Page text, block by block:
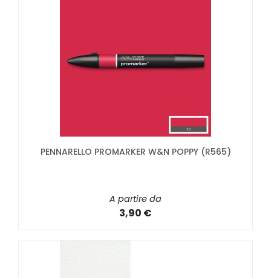
PENNARELLO PROMARKER W&N POPPY (R565)
A partire da
3,90 €